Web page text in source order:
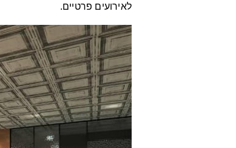
לאירועים פרטיים.